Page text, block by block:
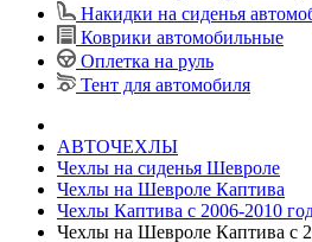
Накидки на сиденья
Коврики автомобильные
Оплетка на руль
Тент для автомобиля
АВТОЧЕХЛЫ
Чехлы на сиденья Шевроле
Чехлы на Шевроле Каптива
Чехлы Каптива с 2006-2010
Чехлы на Шевроле Каптива с